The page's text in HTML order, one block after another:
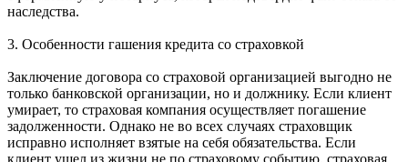
наследства.
3. Особенности гашения кредита со страховкой
Заключение договора со страховой организацией выгодно не
только банковской организации, но и должнику. Если клиент
умирает, то страховая компания осуществляет погашение
задолженности. Однако не во всех случаях страховщик
исправно исполняет взятые на себя обязательства. Если